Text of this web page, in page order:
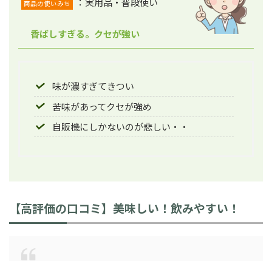
商品の使いみち
香ばしすぎる。クセが強い
味が濃すぎてきつい
苦味があってクセが強め
自販機にしかないのが悲しい・・
【高評価の口コミ】美味しい！飲みやすい！